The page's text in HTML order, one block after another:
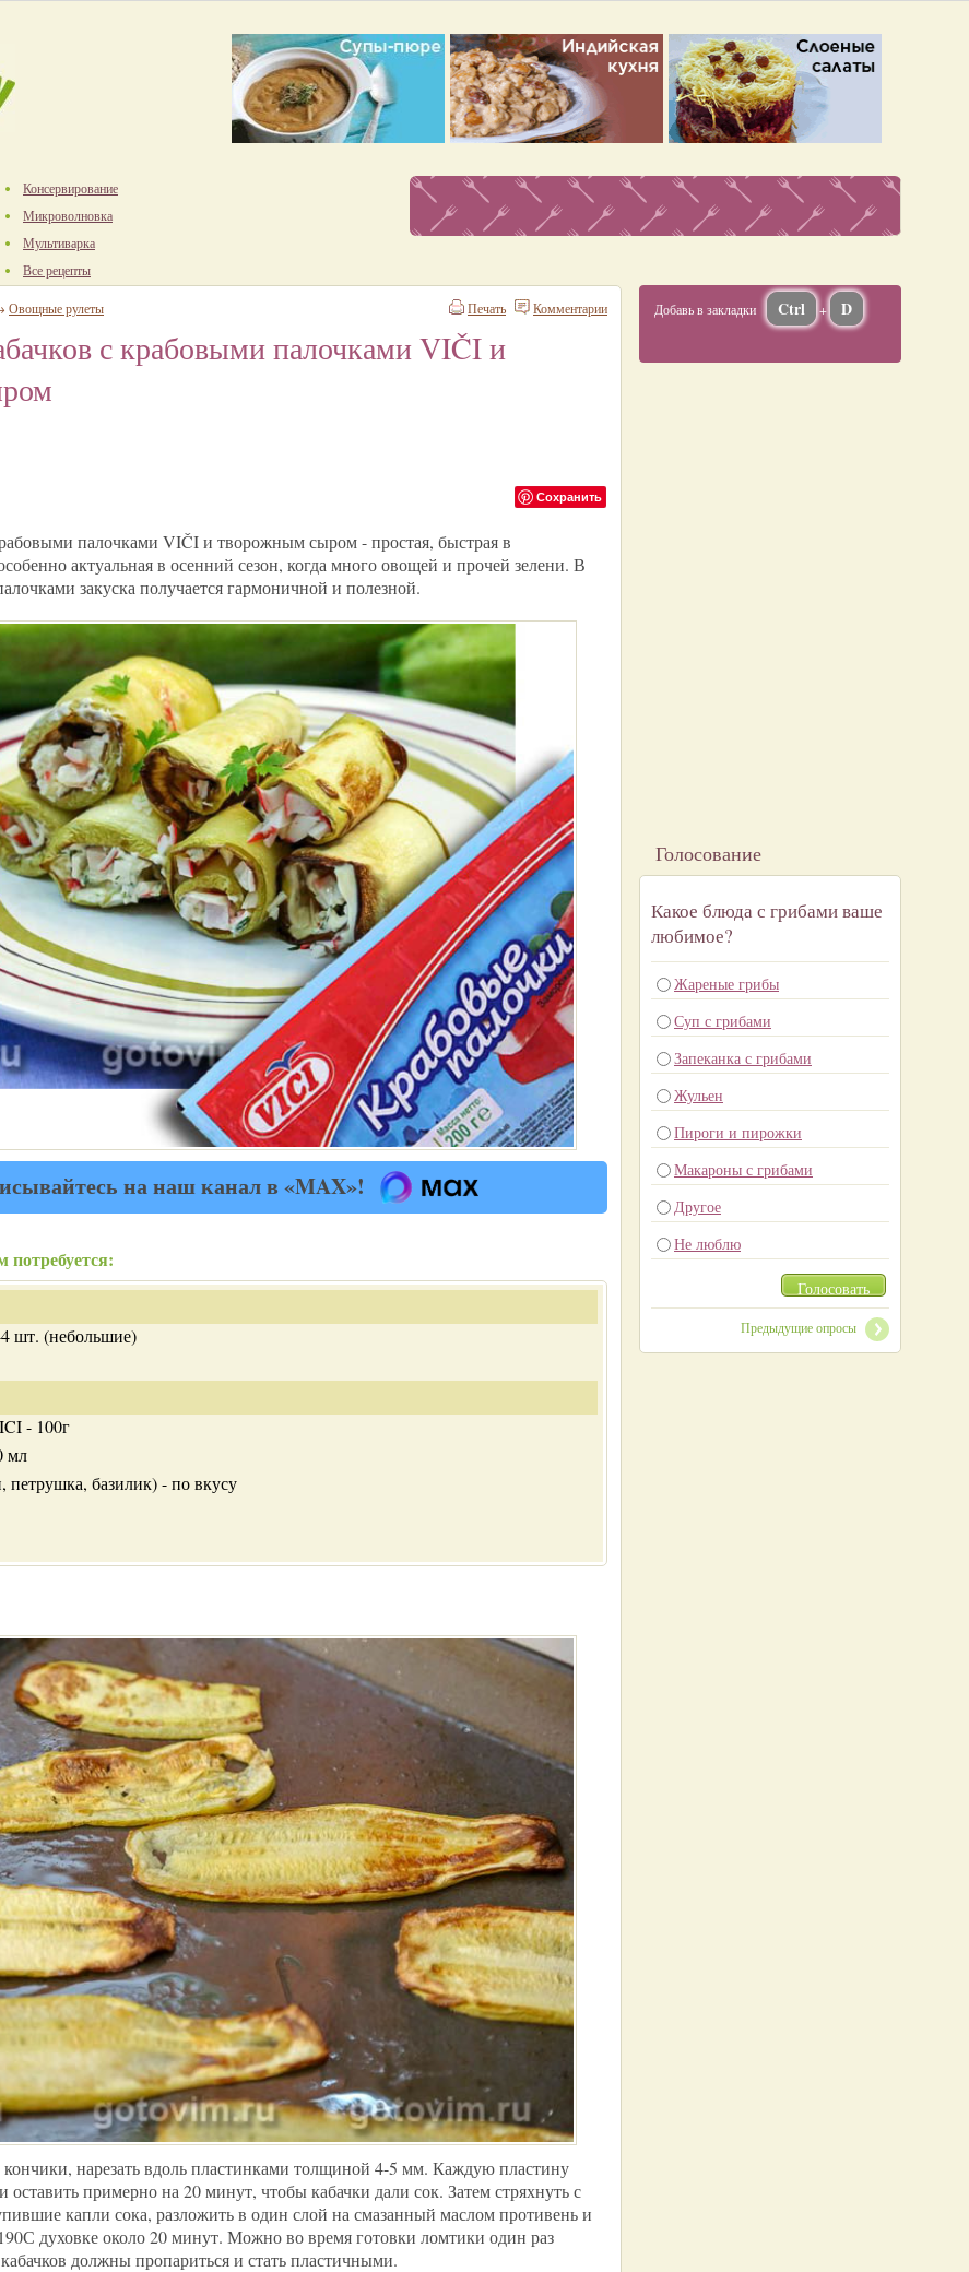
Консервирование
Микроволновка
Мультиварка
Все рецепты
Комментарии
Печать
Овощные рулеты
с крабовыми палочками VIČI и
Сохранить
палочками VIČI и творожным сыром - простая, быстрая в
актуальная в осенний сезон, когда много овощей и прочей зелени. В
закуска получается гармоничной и полезной.
на наш канал в «MAX»!
шт. (небольшие)
- 100г
мл
петрушка, базилик) - по вкусу
кончики, нарезать вдоль пластинками толщиной 4-5 мм. Каждую пластину
оставить примерно на 20 минут, чтобы кабачки дали сок. Затем стряхнуть с
капли сока, разложить в один слой на смазанный маслом противень и
духовке около 20 минут. Можно во время готовки ломтики один раз
должны пропариться и стать пластичными.
Добавь в закладки Ctrl + D
Голосование
Какое блюда с грибами ваше
любимое?
Жареные грибы
Суп с грибами
Запеканка с грибами
Жульен
Пироги и пирожки
Макароны с грибами
Другое
Не люблю
Голосовать
Предыдущие опросы